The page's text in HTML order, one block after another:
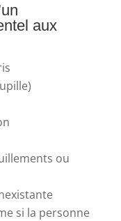
aux
ou
si la personne